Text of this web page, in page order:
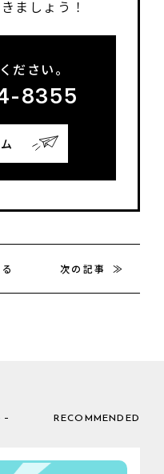
ましょう！
ださい。
8355
次の記事
RECOMMENDED